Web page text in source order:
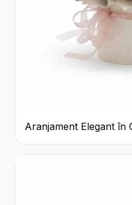
Aranjament Elegant în
Crizanteme și